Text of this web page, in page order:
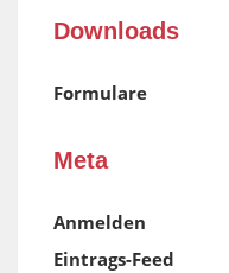
Downloads
Formulare
Meta
Anmelden
Eintrags-Feed